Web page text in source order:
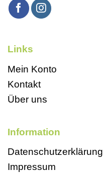
Links
Mein Konto
Kontakt
Über uns
Information
Datenschutzerklärung
Impressum